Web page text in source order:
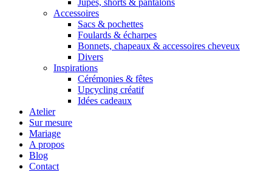
Jupes, shorts & pantalons
Accessoires
Sacs & pochettes
Foulards & écharpes
Bonnets, chapeaux & accessoires cheveux
Divers
Inspirations
Cérémonies & fêtes
Upcycling créatif
Idées cadeaux
Atelier
Sur mesure
Mariage
A propos
Blog
Contact